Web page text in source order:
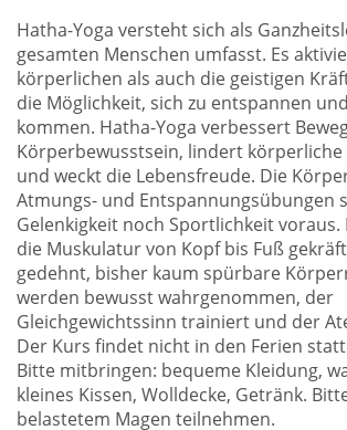
Hatha-Yoga versteht sich als
gesamten Menschen umfasst. Es
körperlichen als auch die geistigen
die Möglichkeit, sich zu entspannen
kommen. Hatha-Yoga verbessert
Körperbewusstsein, lindert körperliche
und weckt die Lebensfreude. Die
Atmungs- und Entspannungsübungen
Gelenkigkeit noch Sportlichkeit
die Muskulatur von Kopf bis Fuß
gedehnt, bisher kaum spürbare
werden bewusst wahrgenommen, der
Gleichgewichtssinn trainiert und der
Der Kurs findet nicht in den Ferien
Bitte mitbringen: bequeme Kleidung,
kleines Kissen, Wolldecke, Getränk.
belastetem Magen teilnehmen.